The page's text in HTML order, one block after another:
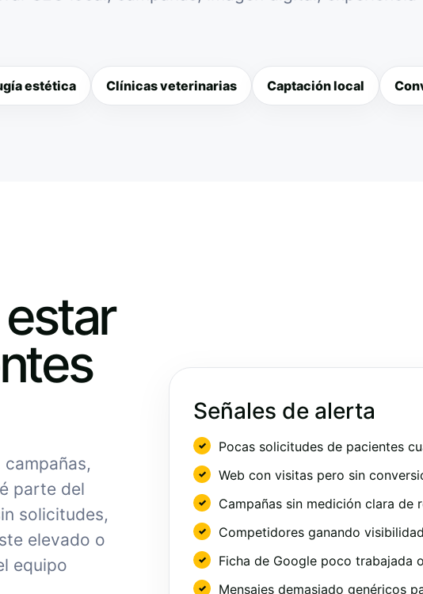
estética Clínicas veterinarias Captación local
parte del
solicitudes,
elevado o
equipo
Señales de alerta
Pocas solicitudes de pacientes
Web con visitas pero sin
Campañas sin medición clara de
Competidores ganando
Ficha de Google poco trabajada
Mensajes demasiado genéricos